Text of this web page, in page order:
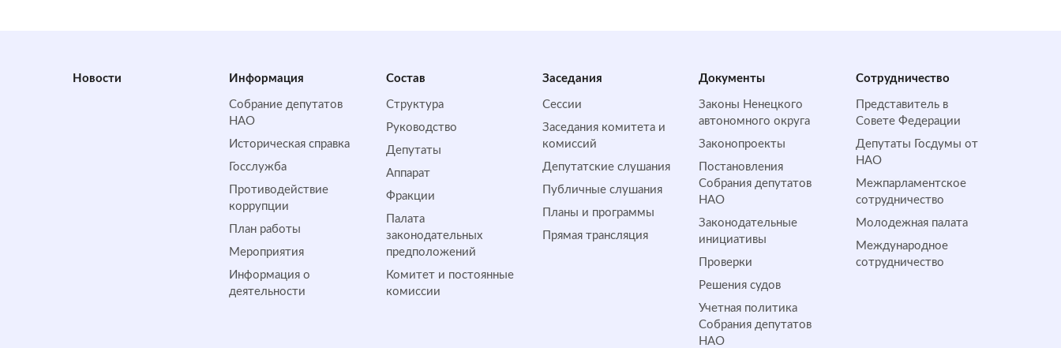
Новости Информация
Собрание депутатов
НАО
Историческая справка
Госслужба
Противодействие
коррупции
План работы
Мероприятия
Информация о
деятельности
Состав
Структура
Руководство
Депутаты
Аппарат
Фракции
Палата
законодательных
предположений
Комитет и постоянные
комиссии
Заседания
Сессии
Заседания комитета и
комиссий
Депутатские слушания
Публичные слушания
Планы и программы
Прямая трансляция
Документы
Законы Ненецкого
автономного округа
Законопроекты
Постановления
Собрания депутатов
НАО
Законодательные
инициативы
Проверки
Решения судов
Учетная политика
Собрания депутатов
НАО
Сотрудничество
Представитель в
Совете Федерации
Депутаты Госдумы от
НАО
Межпарламентское
сотрудничество
Молодежная палата
Международное
сотрудничество